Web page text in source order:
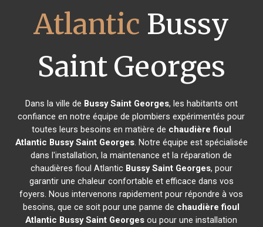
Atlantic Bussy
Saint Georges
Dans la ville de Bussy Saint Georges, les habitants ont
confiance en notre équipe de plombiers expérimentés pour
toutes leurs besoins en matière de chaudière fioul
Atlantic Bussy Saint Georges. Notre équipe est spécialisée
dans l'installation, la maintenance et la réparation de
chaudières fioul Atlantic Bussy Saint Georges, pour
garantir une chaleur confortable et efficace dans vos
foyers. Nous intervenons rapidement pour répondre à vos
besoins, que ce soit pour une panne de chaudière fioul
Atlantic Bussy Saint Georges ou pour une installation